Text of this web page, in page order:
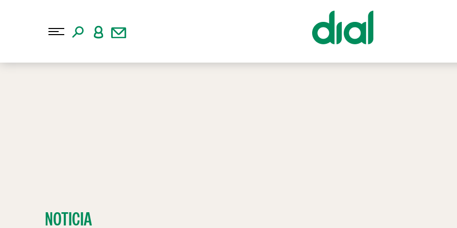
NOTICIA